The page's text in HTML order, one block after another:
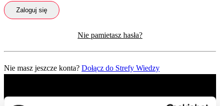
Zaloguj się
Nie pamietasz hasła?
Nie masz jeszcze konta? Dołącz do Strefy Wiedzy